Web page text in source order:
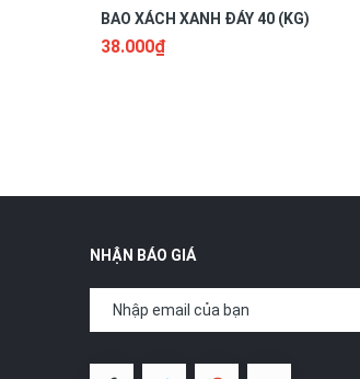
BAO XÁCH XANH ĐÁY 40 (KG)
38.000₫
NHẬN BÁO GIÁ